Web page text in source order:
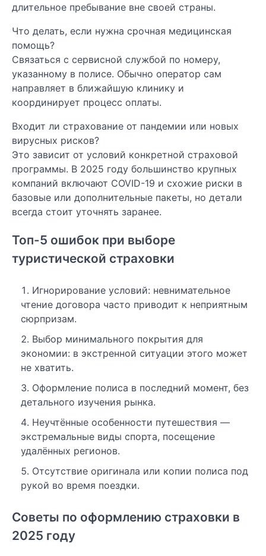
длительное пребывание вне своей страны.
Что делать, если нужна срочная медицинская
помощь?
Связаться с сервисной службой по номеру,
указанному в полисе. Обычно оператор сам
направляет в ближайшую клинику и
координирует процесс оплаты.
Входит ли страхование от пандемии или новых
вирусных рисков?
Это зависит от условий конкретной страховой
программы. В 2025 году большинство крупных
компаний включают COVID-19 и схожие риски в
базовые или дополнительные пакеты, но детали
всегда стоит уточнять заранее.
Топ-5 ошибок при выборе
туристической страховки
Игнорирование условий: невнимательное
чтение договора часто приводит к неприятным
сюрпризам.
Выбор минимального покрытия для
экономии: в экстренной ситуации этого может
не хватить.
Оформление полиса в последний момент, без
детального изучения рынка.
Неучтённые особенности путешествия —
экстремальные виды спорта, посещение
удалённых регионов.
Отсутствие оригинала или копии полиса под
рукой во время поездки.
Советы по оформлению страховки в
2025 году